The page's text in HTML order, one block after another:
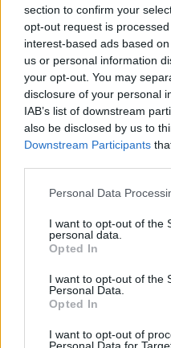
section to confirm your
opt-out request is
interest-based ads based
us or personal information
your opt-out. You may
disclosure of your personal
IAB’s list of downstream
also be disclosed by us to
Downstream Participants
Personal Data
I want to opt-out of the
personal data.
Opted In
I want to opt-out of the
Personal Data.
Opted In
I want to opt-out of
Personal Data for